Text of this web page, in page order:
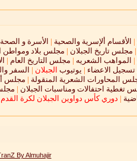
| الأقسام ألإسرية والصحية | الأسرة و الصحة
| مجلس تاريخ الجبلان | مجلس بلاد ومواطن
| المواهب الشعريه | مجلس التاريخ العام |
الاعضاء | يوتيوب الجبلان | السفر
المحاورات الشعرية المنقولة | مجلس
تغطية احتفالات ومناسبات الجبلان |
| دوري كأس دواوين الجبلان لكرة القدم
By Almuhajir